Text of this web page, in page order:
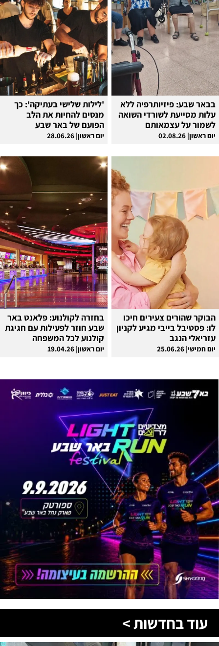
בבאר שבע: פיזיותרפיה ללא
עלות מסייעת לשורדי השואה
לשמור על עצמאותם
יום ראשון| 02.08.26
'לילות שלישי בעתיקה': כך
מנסים להחיות את הלב
הפועם של באר שבע
יום ראשון| 28.06.26
הבוקר שהורים צעירים חיכו
לו: פסטיבל בייבי מגיע לקניון
עזריאלי הנגב
יום חמישי| 25.06.26
בחזרה לקולנוע: פלאנט באר
שבע חוזר לפעילות עם חגיגת
קולנוע לכל המשפחה
יום ראשון| 19.04.26
עוד בחדשות >